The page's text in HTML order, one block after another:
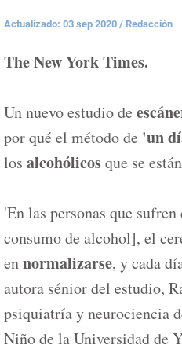
Actualizado: 03 sep 2020 / Redacción
The New York Times.
Un nuevo estudio de
por qué el método de 'un
los alcohólicosque se
'En las personas que
consumo de alcohol], el
ennormalizarse, y cada
autora sénior del estudio,
psiquiatría y neurociencia
Niño de la Universidad de